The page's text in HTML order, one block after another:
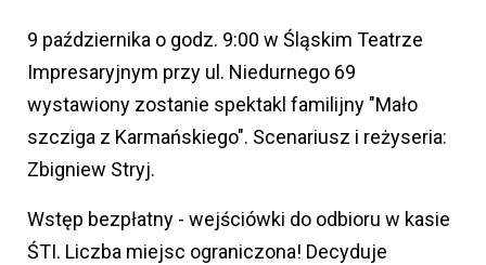
9 października o godz. 9:00 w Śląskim Teatrze
Impresaryjnym przy ul. Niedurnego 69
wystawiony zostanie spektakl familijny "Mało
szcziga z Karmańskiego". Scenariusz i reżyseria:
Zbigniew Stryj.
Wstęp bezpłatny - wejściówki do odbioru w kasie
ŚTI. Liczba miejsc ograniczona! Decyduje